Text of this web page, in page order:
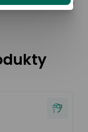
en/brands/custo